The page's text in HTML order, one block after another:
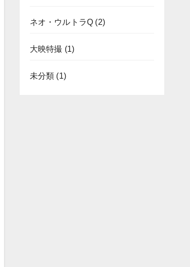
ネオ・ウルトラQ (2)
大映特撮 (1)
未分類 (1)